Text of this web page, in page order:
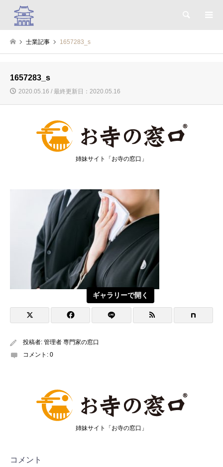
士業記事 1657283_s
1657283_s
2020.05.16 / 最終更新日：2020.05.16
姉妹サイト「お寺の窓口」
ギャラリーで開く
投稿者: 管理者 専門家の窓口
コメント: 0
姉妹サイト「お寺の窓口」
コメント